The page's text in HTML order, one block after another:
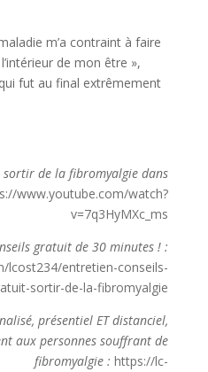
m’a contraint à faire
de mon être »,
fut au final extrêmement
sortir de la fibromyalgie dans
www.youtube.com/watch?
v=7q3HyMXc_ms
gratuit de 30 minutes ! :
lcost234/entretien-conseils-
sortir-de-la-fibromyalgie
présentiel ET distanciel,
aux personnes souffrant de
fibromyalgie :https://lc-